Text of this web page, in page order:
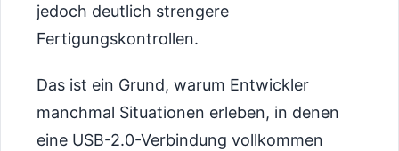
jedoch deutlich strengere
Fertigungskontrollen.
Das ist ein Grund, warum Entwickler
manchmal Situationen erleben, in denen
eine USB-2.0-Verbindung vollkommen